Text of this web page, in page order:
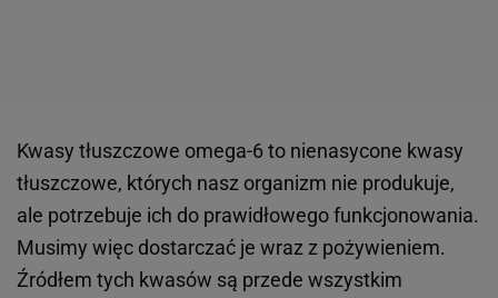
Kwasy tłuszczowe omega-6 to nienasycone kwasy
tłuszczowe, których nasz organizm nie produkuje,
ale potrzebuje ich do prawidłowego funkcjonowania.
Musimy więc dostarczać je wraz z pożywieniem.
Źródłem tych kwasów są przede wszystkim